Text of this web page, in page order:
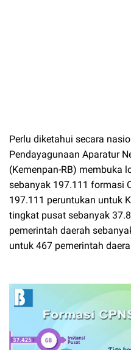
Perlu diketahui secara
Pendayagunaan Aparatur
(Kemenpan-RB) membuka
sebanyak 197.111 formasi
197.111 peruntukan untuk
tingkat pusat sebanyak
pemerintah daerah
untuk 467 pemerintah